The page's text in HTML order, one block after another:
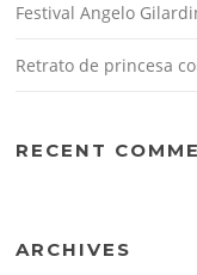
Festival Angelo
Retrato de princesa
RECENT
ARCHIVES